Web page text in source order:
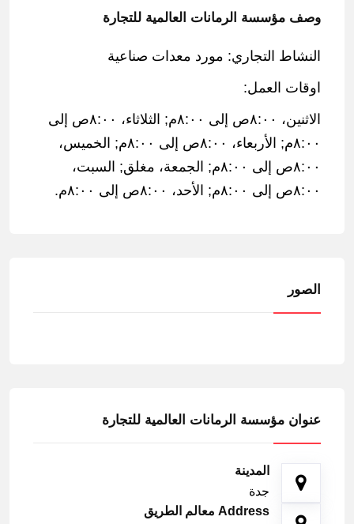
وصف مؤسسة الرمانات العالمية للتجارة
النشاط التجاري: مورد معدات صناعية
اوقات العمل:
الاثنين، ٨:٠٠ص إلى ٨:٠٠م; الثلاثاء، ٨:٠٠ص إلى
٨:٠٠م; الأربعاء، ٨:٠٠ص إلى ٨:٠٠م; الخميس،
٨:٠٠ص إلى ٨:٠٠م; الجمعة، مغلق; السبت،
٨:٠٠ص إلى ٨:٠٠م; الأحد، ٨:٠٠ص إلى ٨:٠٠م.
الصور
عنوان مؤسسة الرمانات العالمية للتجارة
المدينة
جدة
Address معالم الطريق